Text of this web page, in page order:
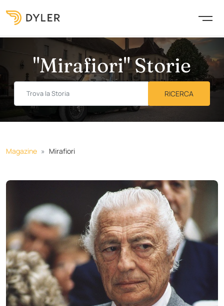
"Mirafiori" Storie
Magazine Mirafiori